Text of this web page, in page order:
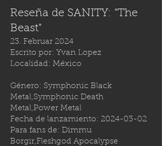
Reseña de SANITY: "The
Beast"
23. Februar 2024
Escrito por: Yvan Lopez
Localidad: México
Género: Symphonic Black
Metal,Symphonic Death
Metal,Power Metal
Fecha de lanzamiento: 2024-03-02
Para fans de: Dimmu
Borgir,Fleshgod Apocalypse